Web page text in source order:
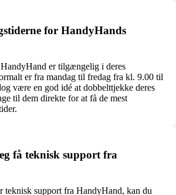
for HandyHands
er tilgængelig i deres
er fra mandag til fredag ​​fra kl. 9.00 til
være en god idé at dobbelttjekke deres
til dem direkte for at få de mest
få teknisk support fra
teknisk support fra HandyHand, kan du